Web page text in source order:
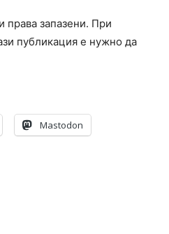
запазени. При
публикация е нужно да
Mastodon